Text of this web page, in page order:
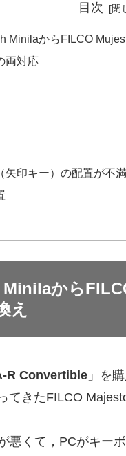
目次
MinilaからFILCO
両対応
矢印キー）の配置が不満
から
え
R Convertible 」を
てきたFILCO
悪くて，PCがキー